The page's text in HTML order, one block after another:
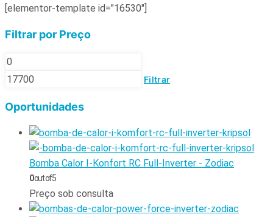
[elementor-template id="16530"]
Filtrar por Preço
Filtrar
Oportunidades
Bomba Calor I-Konfort RC Full-Inverter - Zodiac
0out of 5
Preço sob consulta